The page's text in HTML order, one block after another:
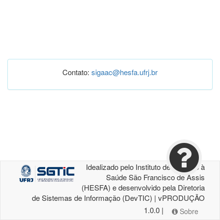
Contato: sigaac@hesfa.ufrj.br
Idealizado pelo Instituto de Atenção à
Saúde São Francisco de Assis
(HESFA) e desenvolvido pela Diretoria
de Sistemas de Informação (DevTIC) | vPRODUÇÃO
1.0.0 |
Sobre